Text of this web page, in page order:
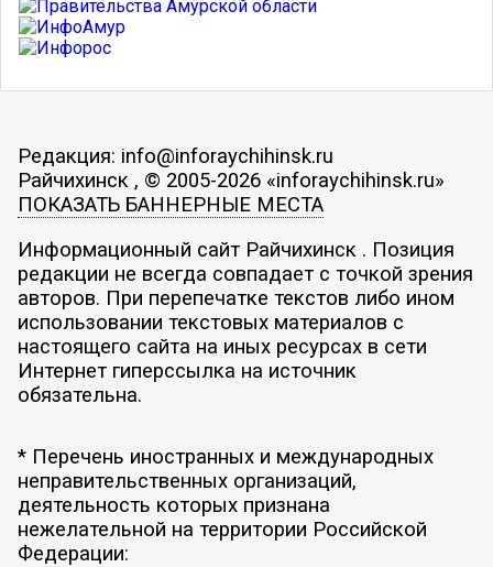
Редакция: info@inforaychihinsk.ru
Райчихинск , © 2005-2026 «inforaychihinsk.ru»
ПОКАЗАТЬ БАННЕРНЫЕ МЕСТА
Информационный сайт Райчихинск . Позиция
редакции не всегда совпадает с точкой зрения
авторов. При перепечатке текстов либо ином
использовании текстовых материалов с
настоящего сайта на иных ресурсах в сети
Интернет гиперссылка на источник
обязательна.
* Перечень иностранных и международных
неправительственных организаций,
деятельность которых признана
нежелательной на территории Российской
Федерации: